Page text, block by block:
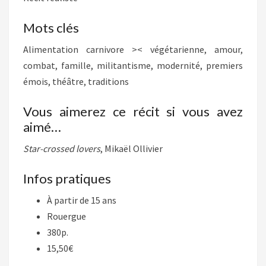
Mots clés
Alimentation carnivore >< végétarienne, amour,
combat, famille, militantisme, modernité, premiers
émois, théâtre, traditions
Vous aimerez ce récit si vous avez
aimé…
Star-crossed lovers, Mikaël Ollivier
Infos pratiques
À partir de 15 ans
Rouergue
380p.
15,50€